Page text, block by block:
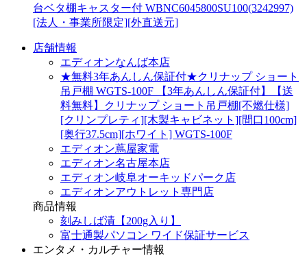
台ベタ棚キャスター付 WBNC6045800SU100(3242997)
[法人・事業所限定][外直送元]
店舗情報
エディオンなんば本店
★無料3年あんしん保証付★クリナップ ショート
吊戸棚 WGTS-100F 【3年あんしん保証付】【送
料無料】クリナップ ショート吊戸棚[不燃仕様]
[クリンプレティ][木製キャビネット][間口100cm]
[奥行37.5cm][ホワイト] WGTS-100F
エディオン蔦屋家電
エディオン名古屋本店
エディオン岐阜オーキッドパーク店
エディオンアウトレット専門店
商品情報
刻みしば漬【200g入り】
富士通製パソコン ワイド保証サービス
エンタメ・カルチャー情報